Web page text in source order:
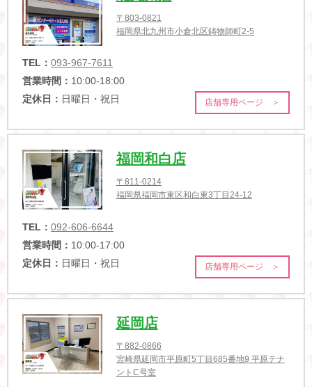
〒803-0821
福岡県北九州市小倉北区鋳物師町2-5
TEL： 093-967-7611
営業時間： 10:00-18:00
定休日： 日曜日・祝日 店舗専用ページ ＞
福岡和白店
〒811-0214
福岡県福岡市東区和白東3丁目24-12
TEL： 092-606-6644
営業時間： 10:00-17:00
定休日： 日曜日・祝日 店舗専用ページ ＞
延岡店
〒882-0866
宮崎県延岡市平原町5丁目685番地9 平原テナ
ントC号室